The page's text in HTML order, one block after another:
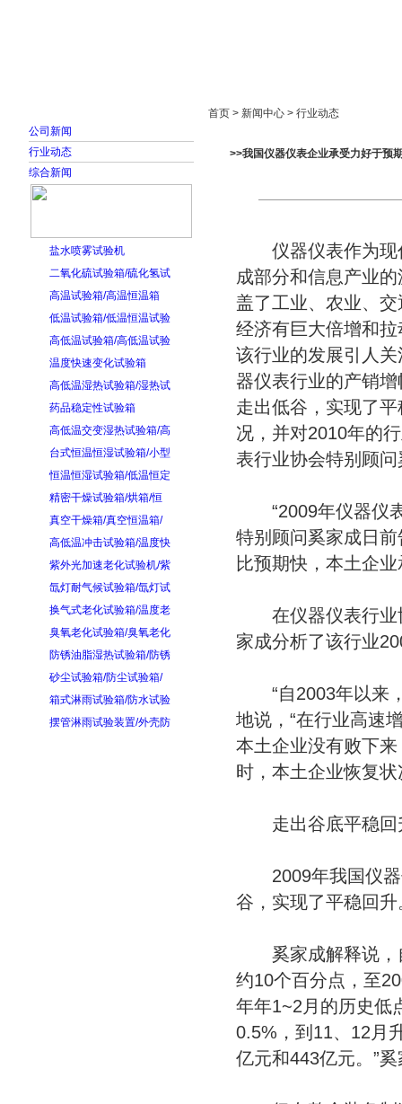
公司新闻
行业动态
综合新闻
盐水喷雾试验机
二氧化硫试验箱/硫化氢试
高温试验箱/高温恒温箱
低温试验箱/低温恒温试验
高低温试验箱/高低温试验
温度快速变化试验箱
高低温湿热试验箱/湿热试
药品稳定性试验箱
高低温交变湿热试验箱/高
台式恒温恒湿试验箱/小型
恒温恒湿试验箱/低温恒定
精密干燥试验箱/烘箱/恒
真空干燥箱/真空恒温箱/
高低温冲击试验箱/温度快
紫外光加速老化试验机/紫
氙灯耐气候试验箱/氙灯试
换气式老化试验箱/温度老
臭氧老化试验箱/臭氧老化
防锈油脂湿热试验箱/防锈
砂尘试验箱/防尘试验箱/
箱式淋雨试验箱/防水试验
摆管淋雨试验装置/外壳防
首页 > 新闻中心 > 行业动态
>>我国仪器仪表企业承受力好于预
仪器仪表作为现
成部分和信息产业
盖了工业、农业、
经济有巨大倍增和
该行业的发展引人
器仪表行业的产销
走出低谷，实现了
况，并对2010年的
表行业协会特别顾
“2009年仪器仪表
特别顾问奚家成日
比预期快，本土企
在仪器仪表行业
家成分析了该行业
“自2003年以来，
地说，“在行业高速
本土企业没有败下
时，本土企业恢复
走出谷底平稳回
2009年我国仪器
谷，实现了平稳回升
奚家成解释说，
约10个百分点，至
年年1~2月的历史低
0.5%，到11、12月
亿元和443亿元。”